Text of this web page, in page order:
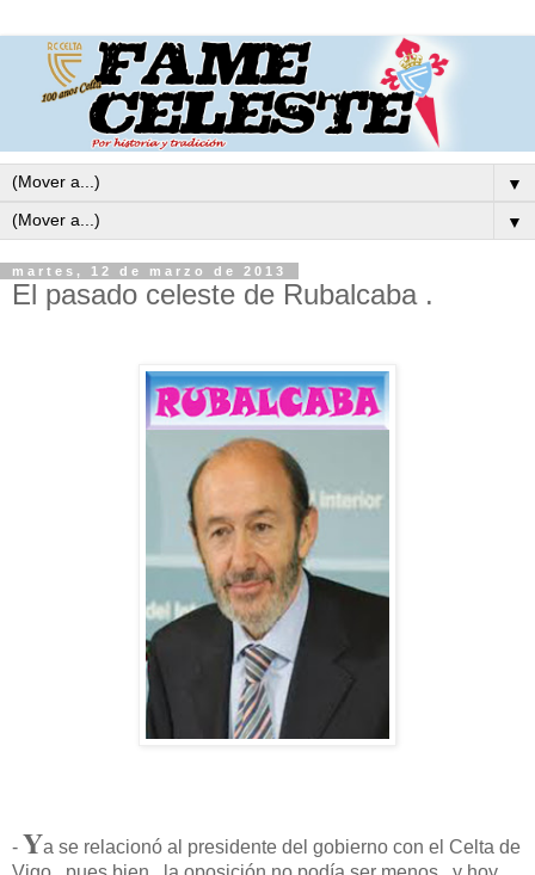
▼
▼
martes, 12 de marzo de 2013
El pasado celeste de Rubalcaba .
- Ya se relacionó al presidente del gobierno con el Celta de